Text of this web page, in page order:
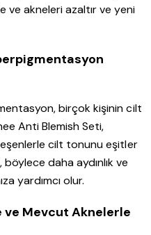
ve akneleri azaltır ve yeni
birçok kişinin cilt
Anti Blemish Seti,
cilt tonunu eşitler
daha aydınlık ve
yardımcı olur.
ve Mevcut Aknelerle